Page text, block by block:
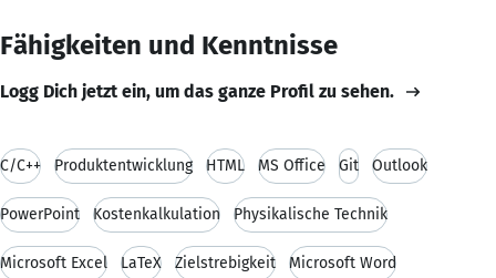
Fähigkeiten und Kenntnisse
Logg Dich jetzt ein, um das ganze Profil zu sehen.
C/C++ Produktentwicklung HTML MS Office Git Outlook
PowerPoint Kostenkalkulation Physikalische Technik
Microsoft Excel LaTeX Zielstrebigkeit Microsoft Word